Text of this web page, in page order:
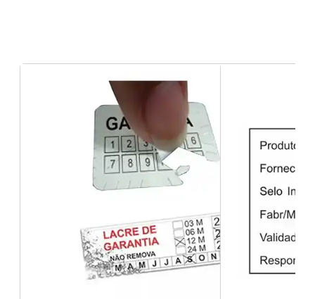
etiquetas técnicas de identificação